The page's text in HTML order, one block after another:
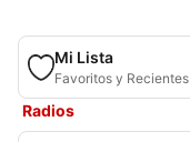
Mi Lista
Favoritos y Recientes
Radios